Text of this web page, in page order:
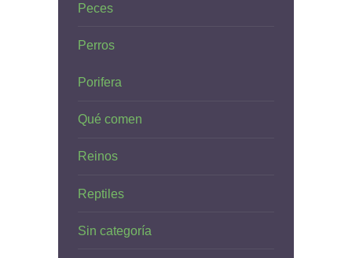
Peces
Perros
Porifera
Qué comen
Reinos
Reptiles
Sin categoría